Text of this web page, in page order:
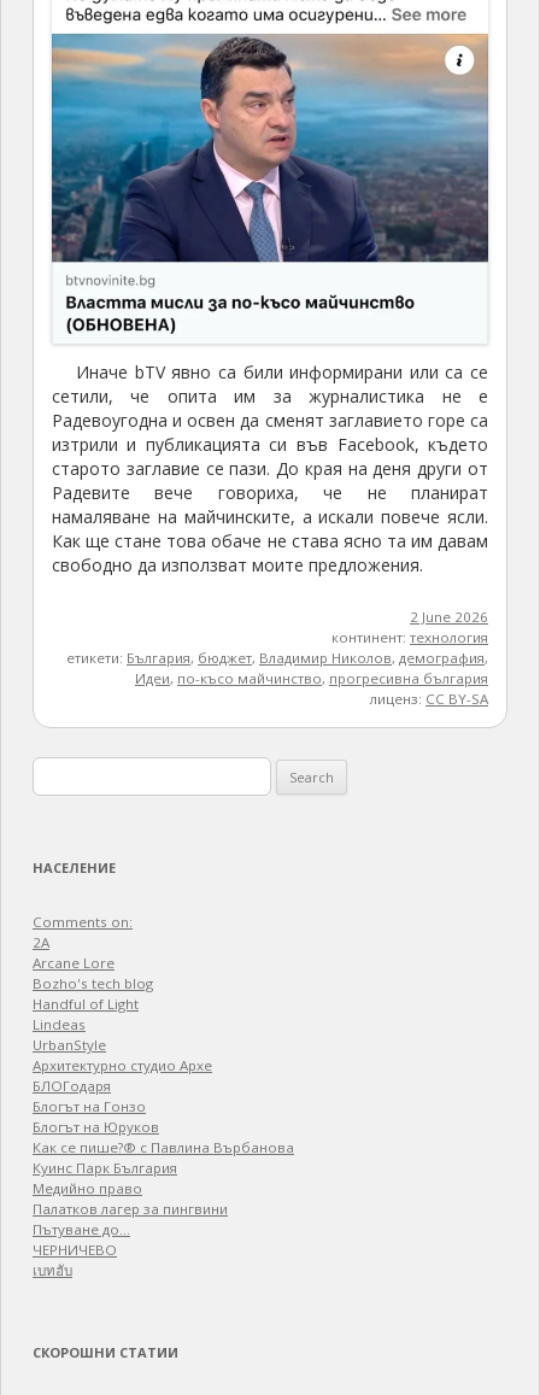
Иначе bTV явно са били информирани или са се
сетили, че опита им за журналистика не е
Радевоугодна и освен да сменят заглавието горе са
изтрили и публикацията си във Facebook, където
старото заглавие се пази. До края на деня други от
Радевите вече говориха, че не планират
намаляване на майчинските, а искали повече ясли.
Как ще стане това обаче не става ясно та им давам
свободно да използват моите предложения.
2 June 2026
континент:технология
етикети: България, бюджет, Владимир Николов, демография,
Идеи, по-късо майчинство, прогресивна българия
лиценз: CC BY-SA
for:
НАСЕЛЕНИЕ
Comments on:
2A
Arcane Lore
Bozho's tech blog
Handful of Light
Lindeas
UrbanStyle
Архитектурно студио Архе
БЛОГодаря
Блогът на Гонзо
Блогът на Юруков
Как се пише?® с Павлина Върбанова
Куинс Парк България
Медийно право
Палатков лагер зa пингвини
Пътуване до…
ЧЕРНИЧЕВО
เบทฮับ
СКОРОШНИ СТАТИИ